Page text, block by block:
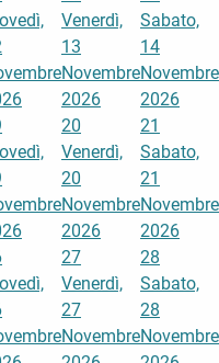
Venerdì,
13
Novembre
2026
Sabato,
14
Novembre
2026
20
Venerdì,
20
Novembre
2026
21
Sabato,
21
Novembre
2026
27
Venerdì,
27
Novembre
28
Sabato,
28
Novembre